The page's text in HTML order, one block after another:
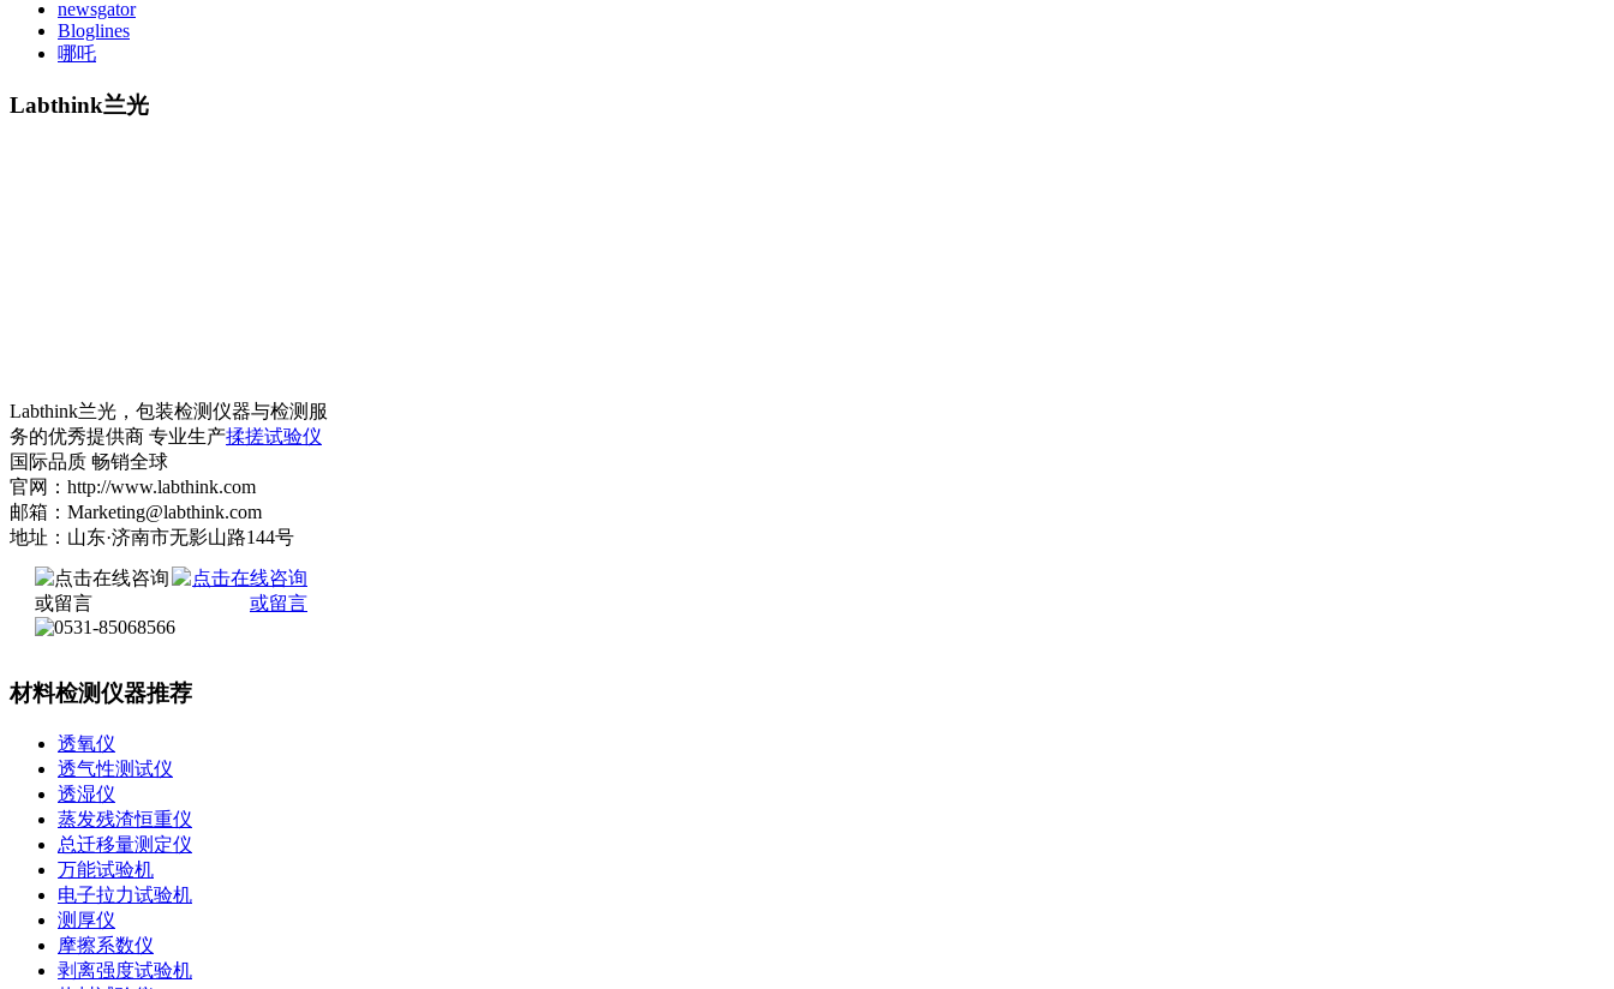
newsgator
Bloglines
哪吒
Labthink兰光
Labthink兰光，包装检测仪器与检测服
务的优秀提供商 专业生产揉搓试验仪
国际品质 畅销全球
官网：http://www.labthink.com
邮箱：Marketing@labthink.com
地址：山东·济南市无影山路144号
材料检测仪器推荐
透氧仪
透气性测试仪
透湿仪
蒸发残渣恒重仪
总迁移量测定仪
万能试验机
电子拉力试验机
测厚仪
摩擦系数仪
剥离强度试验机